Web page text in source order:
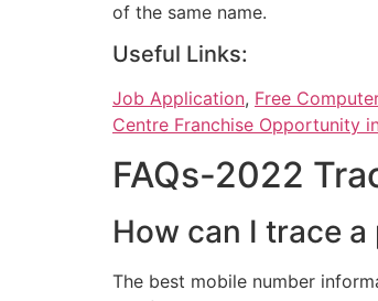
of the same name.
Useful Links:
Job Application, Free
Centre Franchise Opportunity
FAQs-2022
How can I trace
The best mobile number